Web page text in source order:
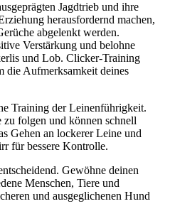
Jagdtrieb und ihre
herausfordernd machen,
abgelenkt werden.
Verstärkung und belohne
und Lob. Clicker-Training
die Aufmerksamkeit deines
Training der Leinenführigkeit.
zu folgen und können schnell
Gehen an lockerer Leine und
für bessere Kontrolle.
Gewöhne deinen
Menschen, Tiere und
und ausgeglichenen Hund